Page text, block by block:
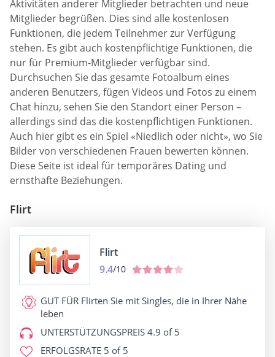
Aktivitäten anderer Mitglieder betrachten und neue
Mitglieder begrüßen. Dies sind alle kostenlosen
Funktionen, die jedem Teilnehmer zur Verfügung
stehen. Es gibt auch kostenpflichtige Funktionen, die
nur für Premium-Mitglieder verfügbar sind.
Durchsuchen Sie das gesamte Fotoalbum eines
anderen Benutzers, fügen Videos und Fotos zu einem
Chat hinzu, sehen Sie den Standort einer Person –
allerdings sind das die kostenpflichtigen Funktionen.
Auch hier gibt es ein Spiel «Niedlich oder nicht», wo Sie
Bilder von verschiedenen Frauen bewerten können.
Diese Seite ist ideal für temporäres Dating und
ernsthafte Beziehungen.
Flirt
Flirt
9.4/10
GUT FÜR Flirten Sie mit Singles, die in Ihrer Nähe
leben
UNTERSTÜTZUNGSPREIS 4.9 of 5
ERFOLGSRATE 5 of 5